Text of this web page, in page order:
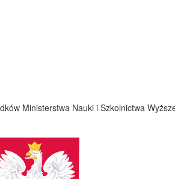
Ministerstwa Nauki i Szkolnictwa